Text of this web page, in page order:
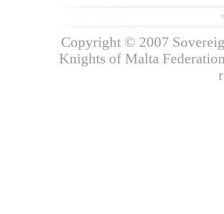
Copyright © 2007
Knights of Malta